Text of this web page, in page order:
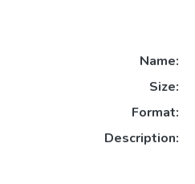
Name:
Size:
Format:
Description: